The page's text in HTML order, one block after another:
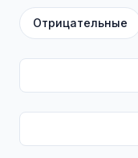
Отрицательные